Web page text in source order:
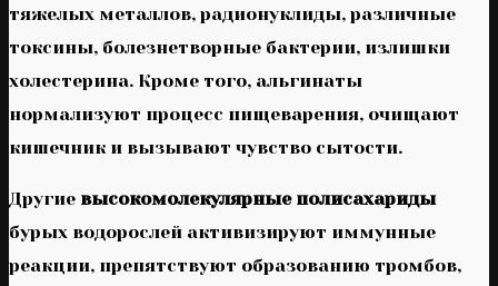
тяжелых металлов, радионуклиды, различные
токсины, болезнетворные бактерии, излишки
холестерина. Кроме того, альгинаты
нормализуют процесс пищеварения, очищают
кишечник и вызывают чувство сытости.
Другие высокомолекулярные полисахариды
бурых водорослей активизируют иммунные
реакции, препятствуют образованию тромбов,